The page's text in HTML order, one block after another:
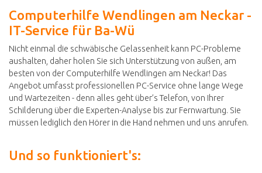
Computerhilfe Wendlingen am Neckar -
IT-Service für Ba-Wü
Nicht einmal die schwäbische Gelassenheit kann PC-Probleme
aushalten, daher holen Sie sich Unterstützung von außen, am
besten von der Computerhilfe Wendlingen am Neckar! Das
Angebot umfasst professionellen PC-Service ohne lange Wege
und Wartezeiten - denn alles geht über’s Telefon, von Ihrer
Schilderung über die Experten-Analyse bis zur Fernwartung. Sie
müssen lediglich den Hörer in die Hand nehmen und uns anrufen.
Und so funktioniert's: